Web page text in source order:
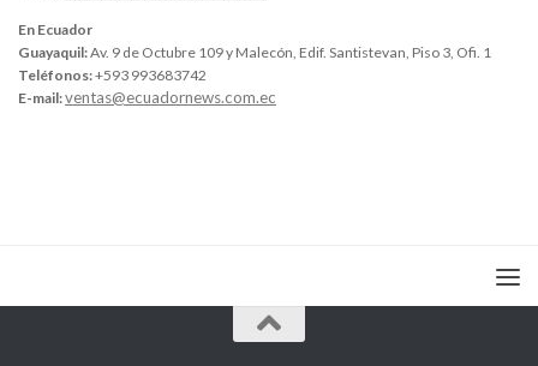
En Ecuador
Guayaquil:Av. 9 de Octubre 109 y Malecón, Edif. Santistevan, Piso 3, Ofi. 1
Teléfonos:+593 993683742
E-mail:ventas@ecuadornews.com.ec